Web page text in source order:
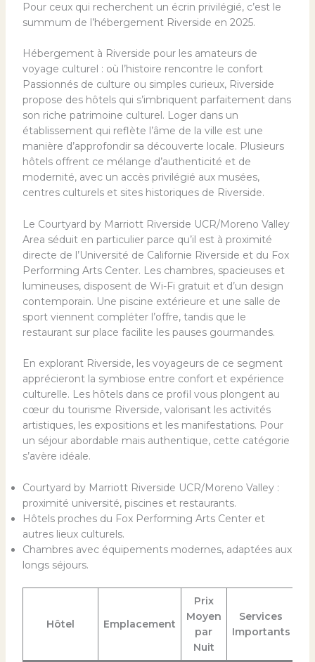
Pour ceux qui recherchent un écrin privilégié, c’est le
summum de l’hébergement Riverside en 2025.
Hébergement à Riverside pour les amateurs de
voyage culturel : où l’histoire rencontre le confort
Passionnés de culture ou simples curieux, Riverside
propose des hôtels qui s’imbriquent parfaitement dans
son riche patrimoine culturel. Loger dans un
établissement qui reflète l’âme de la ville est une
manière d’approfondir sa découverte locale. Plusieurs
hôtels offrent ce mélange d’authenticité et de
modernité, avec un accès privilégié aux musées,
centres culturels et sites historiques de Riverside.
Le Courtyard by Marriott Riverside UCR/Moreno Valley
Area séduit en particulier parce qu’il est à proximité
directe de l’Université de Californie Riverside et du Fox
Performing Arts Center. Les chambres, spacieuses et
lumineuses, disposent de Wi-Fi gratuit et d’un design
contemporain. Une piscine extérieure et une salle de
sport viennent compléter l’offre, tandis que le
restaurant sur place facilite les pauses gourmandes.
En explorant Riverside, les voyageurs de ce segment
apprécieront la symbiose entre confort et expérience
culturelle. Les hôtels dans ce profil vous plongent au
cœur du tourisme Riverside, valorisant les activités
artistiques, les expositions et les manifestations. Pour
un séjour abordable mais authentique, cette catégorie
s’avère idéale.
Courtyard by Marriott Riverside UCR/Moreno Valley :
proximité université, piscines et restaurants.
Hôtels proches du Fox Performing Arts Center et
autres lieux culturels.
Chambres avec équipements modernes, adaptées aux
longs séjours.
Hôtel Emplacement
Prix
Moyen
par
Nuit
Services
Importants